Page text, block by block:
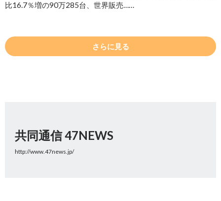
比16.7％増の90万285台、世界販売……
さらに見る
共同通信 47NEWS
http://www.47news.jp/